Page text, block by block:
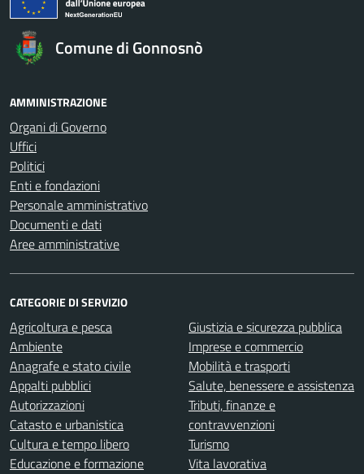
Comune di Gonnosnò
AMMINISTRAZIONE
Organi di Governo
Uffici
Politici
Enti e fondazioni
Personale amministrativo
Documenti e dati
Aree amministrative
CATEGORIE DI SERVIZIO
Agricoltura e pesca
Ambiente
Anagrafe e stato civile
Appalti pubblici
Autorizzazioni
Catasto e urbanistica
Cultura e tempo libero
Educazione e formazione
Giustizia e sicurezza pubblica
Imprese e commercio
Mobilità e trasporti
Salute, benessere e assistenza
Tributi, finanze e
contravvenzioni
Turismo
Vita lavorativa